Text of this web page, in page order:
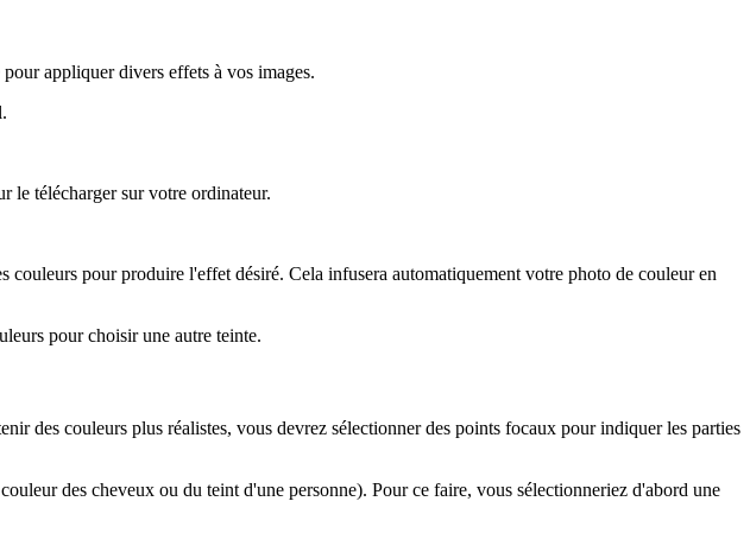
appliquer divers effets à vos images.
le télécharger sur votre ordinateur.
pour produire l'effet désiré. Cela infusera automatiquement votre photo de couleur en
pour choisir une autre teinte.
des couleurs plus réalistes, vous devrez sélectionner des points focaux pour indiquer les parties
des cheveux ou du teint d'une personne). Pour ce faire, vous sélectionneriez d'abord une